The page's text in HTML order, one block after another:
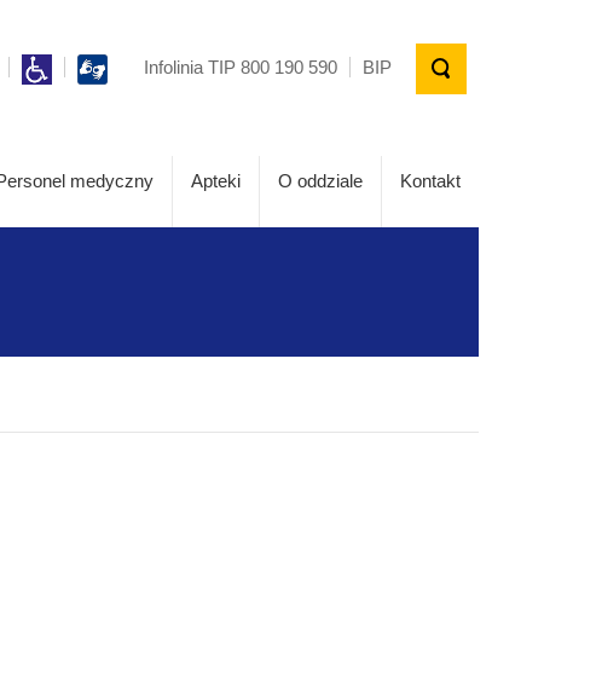
Infolinia TIP 800 190 590 BIP
medyczny Apteki O oddziale Kontakt